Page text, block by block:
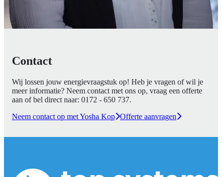
Contact
Wij lossen jouw energievraagstuk op! Heb je vragen of wil je
meer informatie? Neem contact met ons op, vraag een offerte
aan of bel direct naar: 0172 - 650 737.
Neem contact op met Yosha Kop Offerte aanvragen